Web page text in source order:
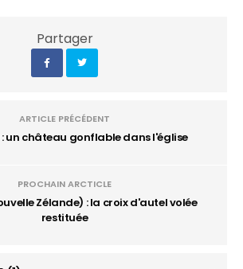
Partager
ARTICLE PRÉCÉDENT
un château gonflable dans l'église
PROCHAIN ARCTICLE
Zélande) : la croix d'autel volée
restituée